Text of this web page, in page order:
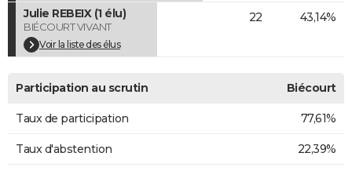
FORUM
Bricolage
Lifestyle
Culture
Sport
Auto
Television
Voyage
Cinema
Julie REBEIX (1 élu)
BIÉCOURT VIVANT
Voir la liste des élus
22 43,14%
Participation au scrutin Biécourt
Taux de participation 77,61%
Taux d'abstention 22,39%